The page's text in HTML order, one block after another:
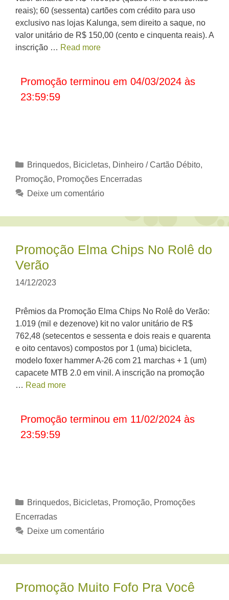
reais); 60 (sessenta) cartões com crédito para uso
exclusivo nas lojas Kalunga, sem direito a saque, no
valor unitário de R$ 150,00 (cento e cinquenta reais). A
inscrição … Read more
Promoção terminou em 04/03/2024 às
23:59:59
Categorias
Brinquedos, Bicicletas, Dinheiro / Cartão Débito,
Promoção, Promoções Encerradas
Deixe um comentário
Promoção Elma Chips No Rolê do
Verão
14/12/2023
Prêmios da Promoção Elma Chips No Rolê do Verão:
1.019 (mil e dezenove) kit no valor unitário de R$
762,48 (setecentos e sessenta e dois reais e quarenta
e oito centavos) compostos por 1 (uma) bicicleta,
modelo foxer hammer A-26 com 21 marchas + 1 (um)
capacete MTB 2.0 em vinil. A inscrição na promoção
… Read more
Promoção terminou em 11/02/2024 às
23:59:59
Categorias
Brinquedos, Bicicletas, Promoção, Promoções
Encerradas
Deixe um comentário
Promoção Muito Fofo Pra Você